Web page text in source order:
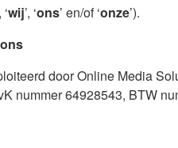
‘wij’, ‘ons’ en/of ‘onze’).
door Online Media
nummer 64928543, BTW